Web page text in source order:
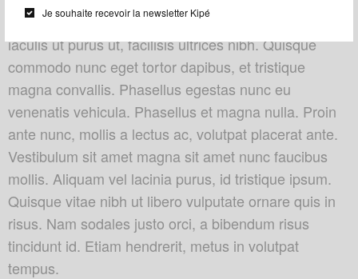
Je souhaite recevoir la newsletter Kipé
elit. In sed vulputate massa. Fusce ante magna,
iaculis ut purus ut, facilisis ultrices nibh. Quisque
commodo nunc eget tortor dapibus, et tristique
magna convallis. Phasellus egestas nunc eu
venenatis vehicula. Phasellus et magna nulla. Proin
ante nunc, mollis a lectus ac, volutpat placerat ante.
Vestibulum sit amet magna sit amet nunc faucibus
mollis. Aliquam vel lacinia purus, id tristique ipsum.
Quisque vitae nibh ut libero vulputate ornare quis in
risus. Nam sodales justo orci, a bibendum risus
tincidunt id. Etiam hendrerit, metus in volutpat
tempus.